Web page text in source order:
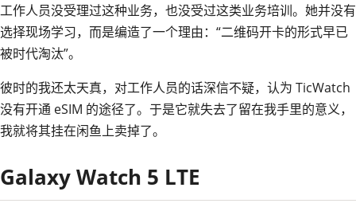
工作人员没受理过这种业务，也没受过这类业务培训。她并没有
选择现场学习，而是编造了一个理由：“二维码开卡的形式早已
被时代淘汰”。
彼时的我还太天真，对工作人员的话深信不疑，认为 TicWatch
没有开通 eSIM 的途径了。于是它就失去了留在我手里的意义，
我就将其挂在闲鱼上卖掉了。
Galaxy Watch 5 LTE